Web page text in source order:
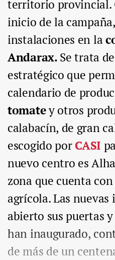
territorio provincial.
inicio de la
instalaciones en la
Andarax.Se trata
estratégico que
calendario de
tomatey otros
calabacín, de gran
escogido porCASI
nuevo centro es
zona que cuenta
agrícola. Las
abierto sus puertas
han inaugurado,
de más de un